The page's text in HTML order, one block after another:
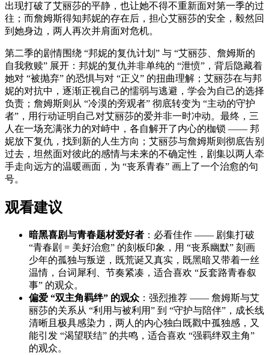
出现打破了艾丽莎的平静，也让她不得不重新面对第一季的过
往；而詹姆斯得知邦妮的存在后，担心艾丽莎的安全，毅然回
到她身边，两人再次并肩面对危机。
第二季的剧情围绕 “邦妮的复仇计划” 与 “艾丽莎、詹姆斯的
自我救赎” 展开：邦妮的复仇并非单纯的 “泄愤”，背后隐藏着
她对 “被抛弃” 的恐惧与对 “正义” 的扭曲理解；艾丽莎在与邦
妮的对抗中，逐渐正视自己的懦弱与逃避，学会为自己的选择
负责；詹姆斯则从 “冷漠的旁观者” 彻底转变为 “主动的守护
者”，用行动证明自己对艾丽莎的爱并非一时冲动。最终，三
人在一场充满张力的对峙中，各自解开了内心的枷锁 —— 邦
妮放下复仇，找到新的人生方向；艾丽莎与詹姆斯则彻底告别
过去，坦然面对彼此的感情与未来的不确定性，剧集以两人牵
手走向远方的温暖画面，为 “丧系青春” 画上了一个治愈的句
号。
观看建议
暗黑喜剧与青春题材爱好者 ：必看佳作 —— 剧集打破
“青春剧 = 美好治愈” 的刻板印象，用 “丧系幽默” 刻画
少年的孤独与叛逆，既荒诞又真实，既黑暗又带着一丝
温情，台词犀利、节奏紧凑，适合喜欢 “反套路青春叙
事” 的观众。
偏爱 “双主角羁绊” 的观众 ：强烈推荐 —— 詹姆斯与艾
丽莎的关系从 “利用与被利用” 到 “守护与陪伴”，成长线
清晰且极具感染力，两人的内心独白既戳中孤独感，又
能引发 “渴望联结” 的共鸣，适合喜欢 “强羁绊双主角”
的观众。